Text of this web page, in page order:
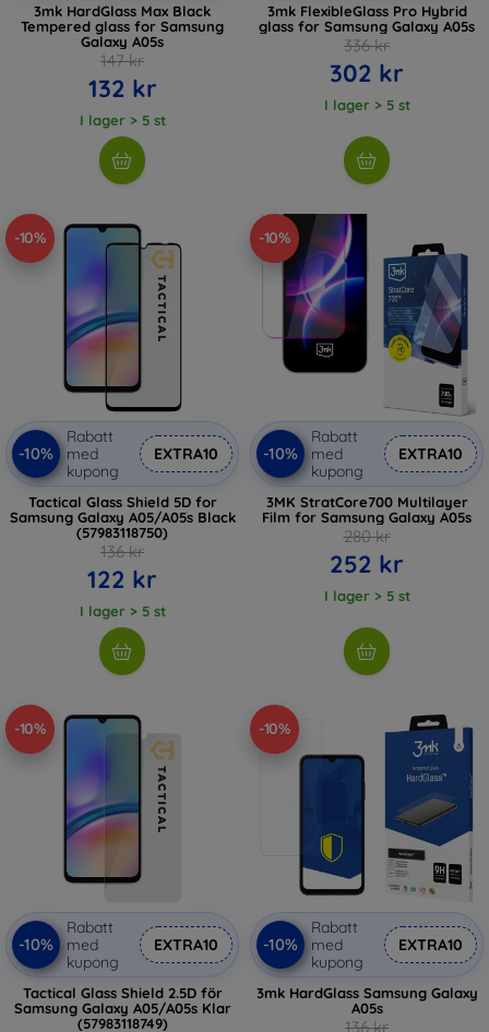
3mk HardGlass Max Black
Tempered glass for Samsung
Galaxy A05s
147 kr
132 kr
I lager > 5 st
3mk FlexibleGlass Pro Hybrid
glass for Samsung Galaxy A05s
336 kr
302 kr
I lager > 5 st
-10%
-10%
Rabatt
med
kupong
EXTRA10
Tactical Glass Shield 5D for
Samsung Galaxy A05/A05s Black
(57983118750)
136 kr
122 kr
I lager > 5 st
-10%
-10%
Rabatt
med
kupong
EXTRA10
3MK StratCore700 Multilayer
Film for Samsung Galaxy A05s
280 kr
252 kr
I lager > 5 st
-10%
-10%
Rabatt
med
kupong
EXTRA10
Tactical Glass Shield 2.5D för
Samsung Galaxy A05/A05s Klar
(57983118749)
-10%
-10%
Rabatt
med
kupong
EXTRA10
3mk HardGlass Samsung Galaxy
A05s
136 kr